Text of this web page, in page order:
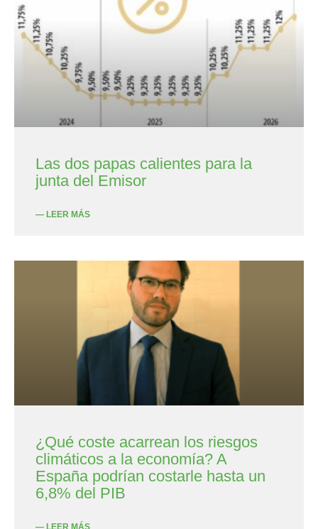
Las dos papas calientes para la
junta del Emisor
— LEER MÁS
¿Qué coste acarrean los riesgos
climáticos a la economía? A
España podrían costarle hasta un
6,8% del PIB
— LEER MÁS